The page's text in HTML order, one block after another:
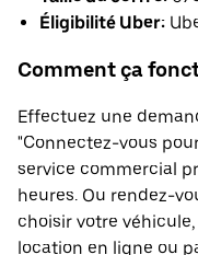
Éligibilité Uber:
Comment ça
Effectuez une
"Connectez-vous
service commercial
heures. Ou rendez-
choisir votre
location en ligne ou